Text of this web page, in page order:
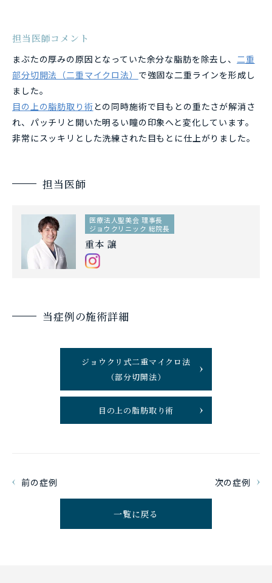
担当医師コメント
まぶたの厚みの原因となっていた余分な脂肪を除去し、 二重
部分切開法（二重マイクロ法） で強固な二重ラインを形成し
ました。
目の上の脂肪取り術との同時施術で目もとの重たさが解消さ
れ、パッチリと開いた明るい瞳の印象へと変化しています。
非常にスッキリとした洗練された目もとに仕上がりました。
担当医師
医療法人聖美会 理事長
ジョウクリニック 総院長
重本 譲
当症例の施術詳細
ジョウクリ式二重マイクロ法
（部分切開法）
目の上の脂肪取り術
前の症例 次の症例
一覧に戻る